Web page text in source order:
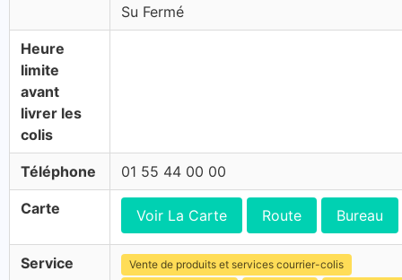
Su Fermé
Heure
limite
avant
livrer les
colis
Téléphone 01 55 44 00 00
Carte Voir La Carte Route Bureau
Service
Vente de produits et services courrier-colis